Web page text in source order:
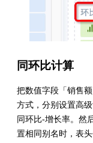
同环比计算
把数值字段「销售
方式，分别设置高
同环比-增长率。然
置相同别名时，表头